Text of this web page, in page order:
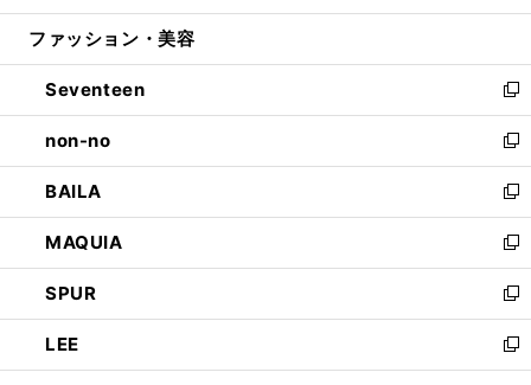
開
ウ
開
く
ン
ウ
で
開
く
ウ
ン
ド
ウ
で
開
く
ファッション・美容
Seventeen
新
し
い
ウ
ィ
ン
ド
ウ
で
開
く
non-no
新
し
い
ウ
ィ
ン
ド
ウ
で
開
BAILA
新
し
い
ウ
ィ
ン
ド
ウ
MAQUIA
新
し
い
ウ
ィ
ン
SPUR
新
し
い
ウ
LEE
新
し